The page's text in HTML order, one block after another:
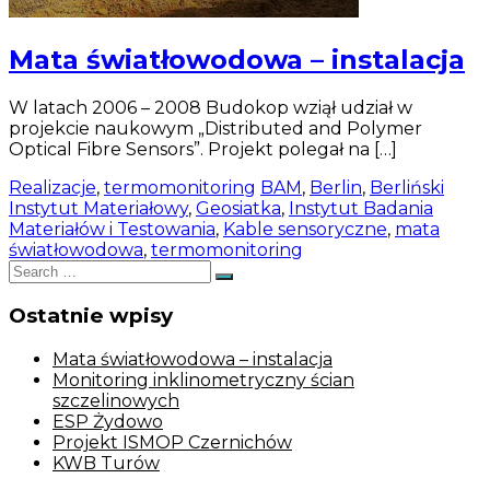
Mata światłowodowa – instalacja
W latach 2006 – 2008 Budokop wziął udział w
projekcie naukowym „Distributed and Polymer
Optical Fibre Sensors”. Projekt polegał na […]
Realizacje, termomonitoring BAM, Berlin, Berliński
Instytut Materiałowy, Geosiatka, Instytut Badania
Materiałów i Testowania, Kable sensoryczne, mata
światłowodowa, termomonitoring
Search
for:
Search
Ostatnie wpisy
Mata światłowodowa – instalacja
Monitoring inklinometryczny ścian
szczelinowych
ESP Żydowo
Projekt ISMOP Czernichów
KWB Turów